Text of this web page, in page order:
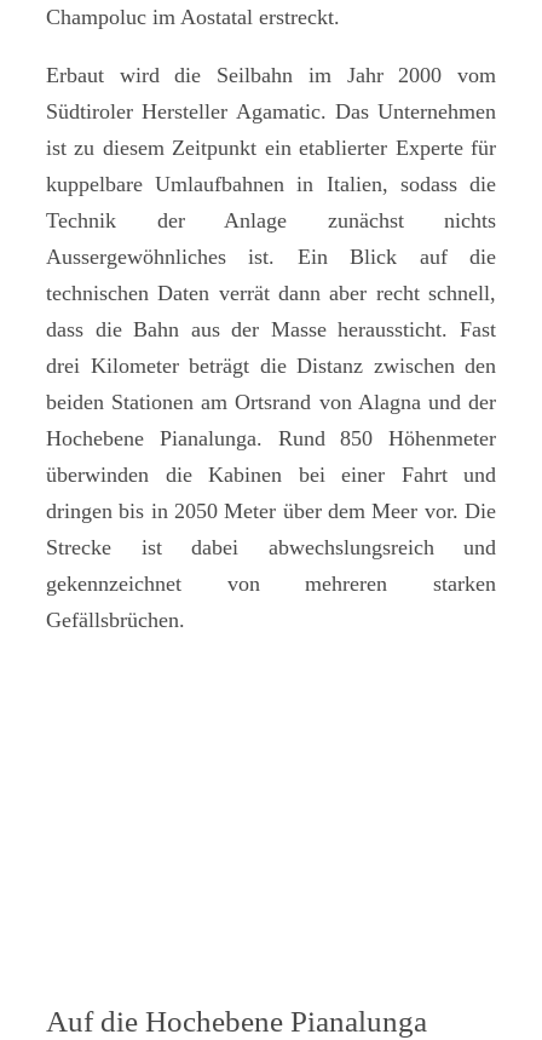
Champoluc im Aostatal erstreckt.
Erbaut wird die Seilbahn im Jahr 2000 vom
Südtiroler Hersteller Agamatic. Das Unternehmen
ist zu diesem Zeitpunkt ein etablierter Experte für
kuppelbare Umlaufbahnen in Italien, sodass die
Technik der Anlage zunächst nichts
Aussergewöhnliches ist. Ein Blick auf die
technischen Daten verrät dann aber recht schnell,
dass die Bahn aus der Masse heraussticht. Fast
drei Kilometer beträgt die Distanz zwischen den
beiden Stationen am Ortsrand von Alagna und der
Hochebene Pianalunga. Rund 850 Höhenmeter
überwinden die Kabinen bei einer Fahrt und
dringen bis in 2050 Meter über dem Meer vor. Die
Strecke ist dabei abwechslungsreich und
gekennzeichnet von mehreren starken
Gefällsbrüchen.
Auf die Hochebene Pianalunga